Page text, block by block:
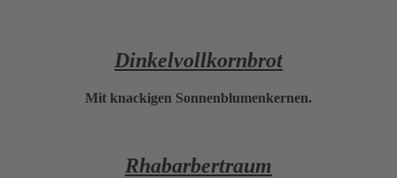
Dinkelvollkornbrot
Mit knackigen Sonnenblumenkernen.
Rhabarbertraum